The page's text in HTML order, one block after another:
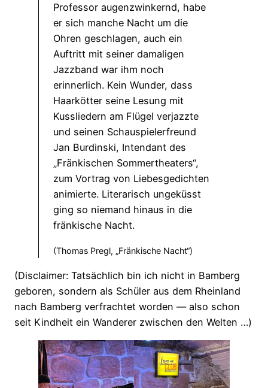
Professor augenzwinkernd, habe
er sich manche Nacht um die
Ohren geschlagen, auch ein
Auftritt mit seiner damaligen
Jazzband war ihm noch
erinnerlich. Kein Wunder, dass
Haarkötter seine Lesung mit
Kussliedern am Flügel verjazzte
und seinen Schauspielerfreund
Jan Burdinski, Intendant des
„Fränkischen Sommertheaters“,
zum Vortrag von Liebesgedichten
animierte. Literarisch ungeküsst
ging so niemand hinaus in die
fränkische Nacht.
(Thomas Pregl, „Fränkische Nacht“)
(Disclaimer: Tatsächlich bin ich nicht in Bamberg
geboren, sondern als Schüler aus dem Rheinland
nach Bamberg verfrachtet worden — also schon
seit Kindheit ein Wanderer zwischen den Welten …)